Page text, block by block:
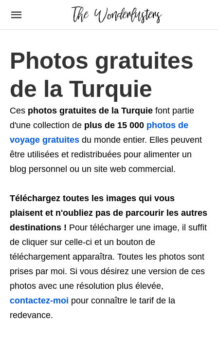
Photos gratuites
de la Turquie
Ces photos gratuites de la Turquie font partie
d'une collection de plus de 15 000 photos de
voyage gratuites du monde entier. Elles peuvent
être utilisées et redistribuées pour alimenter un
blog personnel ou un site web commercial.
Téléchargez toutes les images qui vous
plaisent et n'oubliez pas de parcourir les autres
destinations ! Pour télécharger une image, il suffit
de cliquer sur celle-ci et un bouton de
téléchargement apparaîtra. Toutes les photos sont
prises par moi. Si vous désirez une version de ces
photos avec une résolution plus élevée,
contactez-moi pour connaître le tarif de la
redevance.